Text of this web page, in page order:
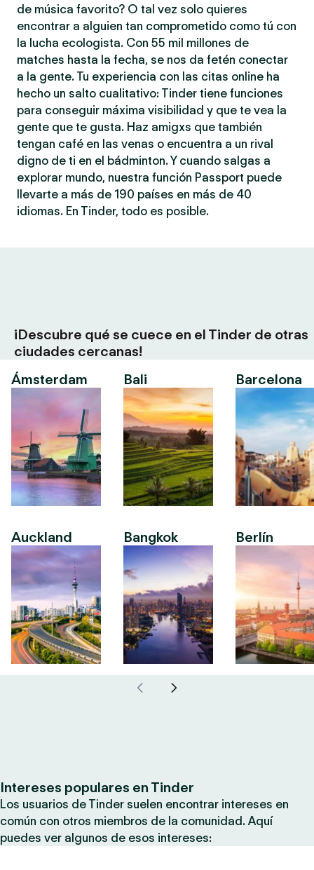
de música favorito? O tal vez solo quieres
encontrar a alguien tan comprometido como tú con
la lucha ecologista. Con 55 mil millones de
matches hasta la fecha, se nos da fetén conectar
a la gente. Tu experiencia con las citas online ha
hecho un salto cualitativo: Tinder tiene funciones
para conseguir máxima visibilidad y que te vea la
gente que te gusta. Haz amigxs que también
tengan café en las venas o encuentra a un rival
digno de ti en el bádminton. Y cuando salgas a
explorar mundo, nuestra función Passport puede
llevarte a más de 190 países en más de 40
idiomas. En Tinder, todo es posible.
¡Descubre qué se cuece en el Tinder de otras
ciudades cercanas!
Ámsterdam
Auckland
Bali
Bangkok
Barcelona
Berlín
Intereses populares en Tinder
Los usuarios de Tinder suelen encontrar intereses en
común con otros miembros de la comunidad. Aquí
puedes ver algunos de esos intereses: